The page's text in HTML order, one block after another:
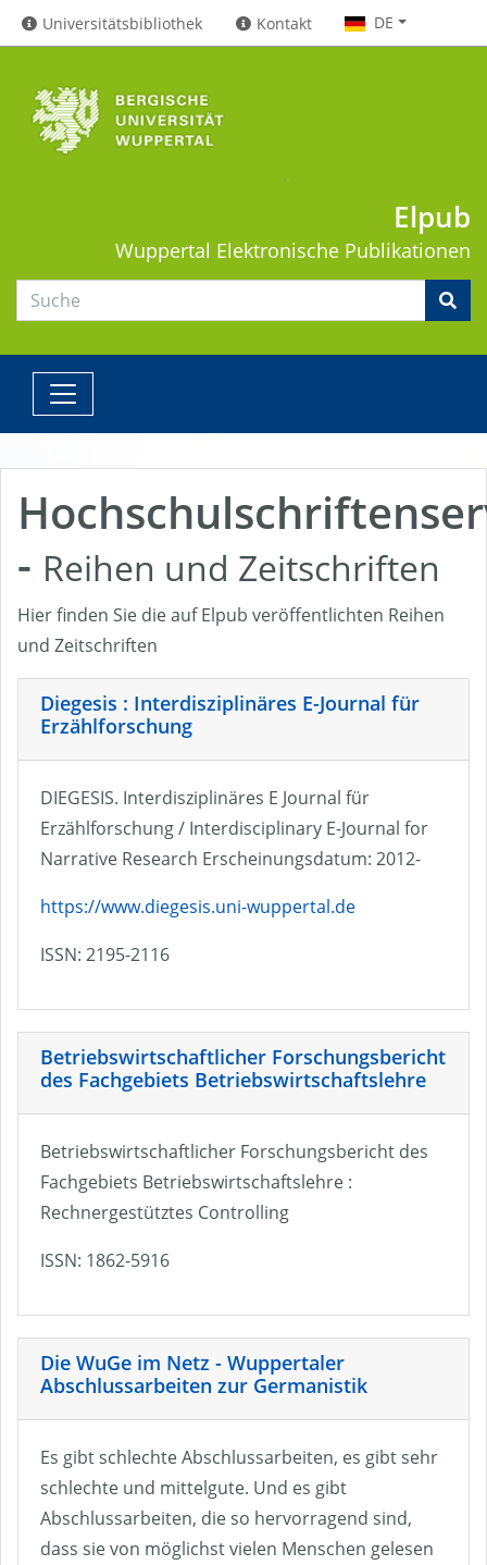
Universitätsbibliothek Kontakt DE
Elpub
Wuppertal Elektronische Publikationen
- Reihen und Zeitschriften
Hier finden Sie die auf Elpub veröffentlichten Reihen
und Zeitschriften
Diegesis : Interdisziplinäres E-Journal für
Erzählforschung
DIEGESIS. Interdisziplinäres E Journal für
Erzählforschung / Interdisciplinary E-Journal for
Narrative Research Erscheinungsdatum: 2012-
https://www.diegesis.uni-wuppertal.de
ISSN: 2195-2116
Betriebswirtschaftlicher Forschungsbericht
des Fachgebiets Betriebswirtschaftslehre
Betriebswirtschaftlicher Forschungsbericht des
Fachgebiets Betriebswirtschaftslehre :
Rechnergestütztes Controlling
ISSN: 1862-5916
Die WuGe im Netz - Wuppertaler
Abschlussarbeiten zur Germanistik
Es gibt schlechte Abschlussarbeiten, es gibt sehr
schlechte und mittelgute. Und es gibt
Abschlussarbeiten, die so hervorragend sind,
dass sie von möglichst vielen Menschen gelesen